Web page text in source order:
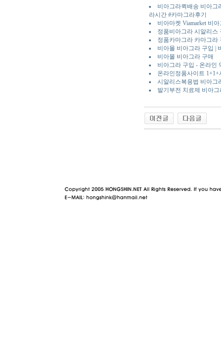
비아그라퀵배송 비아그
라시간 #카마그라후기
비아마켓 Viamarket 비
정품비아그라 시알리스
정품카마그라 카마그라
비아몰 비아그라 구입 |
비아몰 비아그라 구매
비아그라 구입 - 온라인
온라인정품사이트
시알리스복용법 비아그
발기부전 치료제 비아